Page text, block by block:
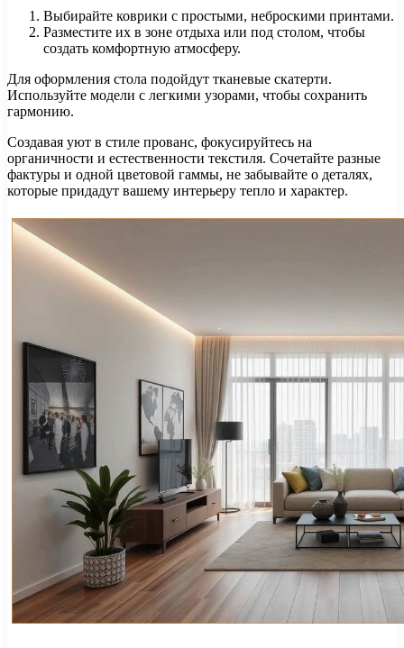
Выбирайте коврики с простыми, неброскими принтами.
Разместите их в зоне отдыха или под столом, чтобы
создать комфортную атмосферу.
Для оформления стола подойдут тканевые скатерти.
Используйте модели с легкими узорами, чтобы сохранить
гармонию.
Создавая уют в стиле прованс, фокусируйтесь на
органичности и естественности текстиля. Сочетайте разные
фактуры и одной цветовой гаммы, не забывайте о деталях,
которые придадут вашему интерьеру тепло и характер.